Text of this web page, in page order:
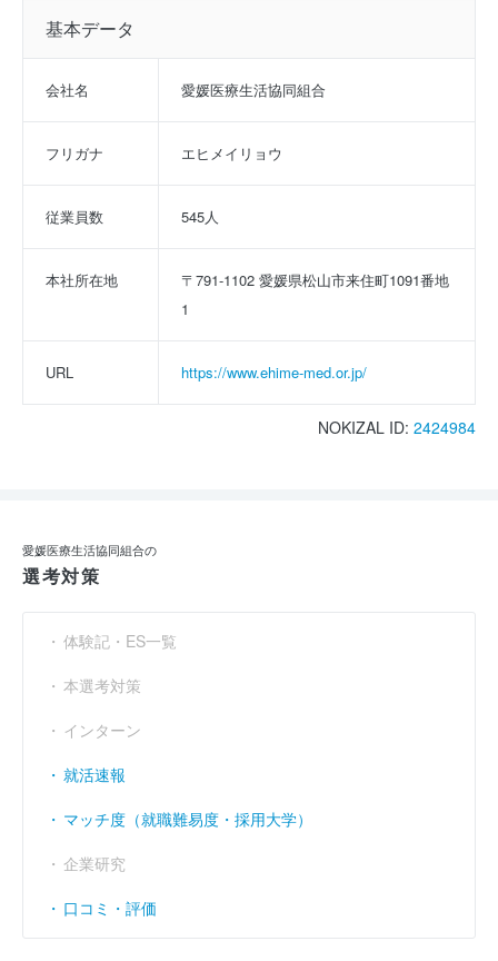
基本データ
会社名 愛媛医療生活協同組合
フリガナ エヒメイリョウ
従業員数 545人
本社所在地
〒791-1102 愛媛県松山市来住町1091番地
1
URL https://www.ehime-med.or.jp/
NOKIZAL ID: 2424984
愛媛医療生活協同組合の
選考対策
体験記・ES一覧
本選考対策
インターン
就活速報
マッチ度（就職難易度・採用大学）
企業研究
口コミ・評価